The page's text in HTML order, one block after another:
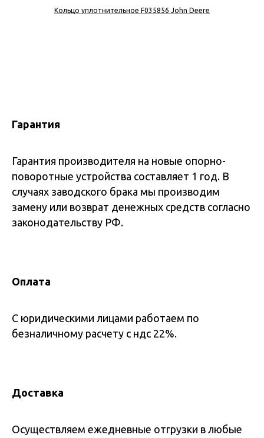
Кольцо уплотнительное F035856 John Deere
Гарантия
Гарантия производителя на новые опорно-
поворотные устройства составляет 1 год. В
случаях заводского брака мы производим
замену или возврат денежных средств согласно
законодательству РФ.
Оплата
С юридическими лицами работаем по
безналичному расчету с ндс 22%.
Доставка
Осуществляем ежедневные отгрузки в любые